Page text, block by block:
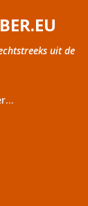
naar hoofdcontent
uit de